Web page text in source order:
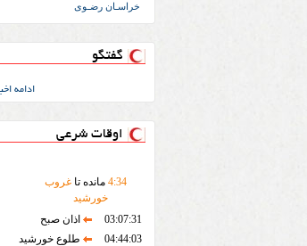
خراسـان رضـوی
گفتگو
ادامه
اوقات شرعی
4:34 مانده تاغروب
خورشید
03:07:31
اذان صبح
04:44:03
طلوع خورشید